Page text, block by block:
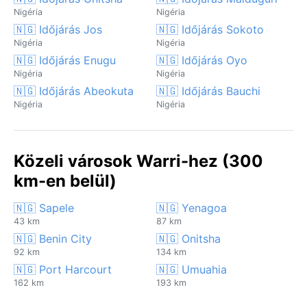
Nigéria Nigéria
🇳🇬 Időjárás Jos
Nigéria
🇳🇬 Időjárás Sokoto
Nigéria
🇳🇬 Időjárás Enugu
Nigéria
🇳🇬 Időjárás Oyo
Nigéria
🇳🇬 Időjárás Abeokuta
Nigéria
🇳🇬 Időjárás Bauchi
Nigéria
Közeli városok Warri-hez (300
km-en belül)
🇳🇬 Sapele
43 km
🇳🇬 Yenagoa
87 km
🇳🇬 Benin City
92 km
🇳🇬 Onitsha
134 km
🇳🇬 Port Harcourt
162 km
🇳🇬 Umuahia
193 km